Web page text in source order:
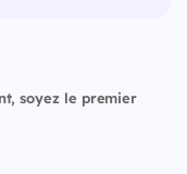
soyez le premier